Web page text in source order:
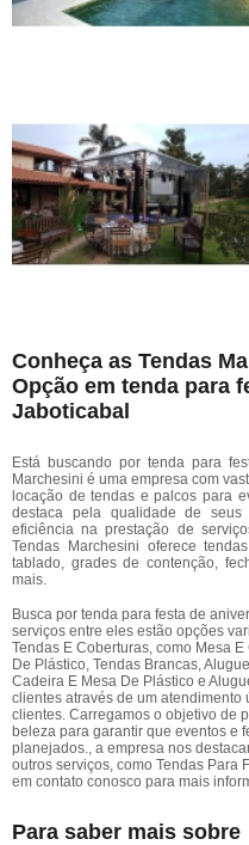
Conheça as Tendas
Opção em tenda para
Jaboticabal
Está buscando por tenda para
Marchesini é uma empresa com
locação de tendas e palcos para
destaca pela qualidade de seus
eficiência na prestação de
Tendas Marchesini oferece
tablado, grades de contenção,
mais.
Busca por tenda para festa de
serviços entre eles estão opções
Tendas E Coberturas, como Mesa
De Plástico, Tendas Brancas,
Cadeira E Mesa De Plástico e
clientes através de um
clientes. Carregamos o objetivo de
beleza para garantir que eventos e
planejados., a empresa nos
outros serviços, como Tendas Para
em contato conosco para mais
Para saber mais sobre